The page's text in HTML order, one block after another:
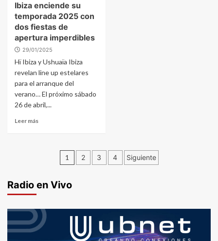
Ibiza enciende su
temporada 2025 con
dos fiestas de
apertura imperdibles
29/01/2025
Hï Ibiza y Ushuaïa Ibiza
revelan line up estelares
para el arranque del
verano… El próximo sábado
26 de abril,...
Leer más
Paginación
entradas
1 2 3 4 Siguiente
Radio en Vivo